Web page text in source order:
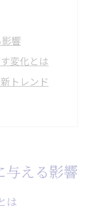
響
変化とは
トレンド
な役割像
る価値
とは
与える影響
は